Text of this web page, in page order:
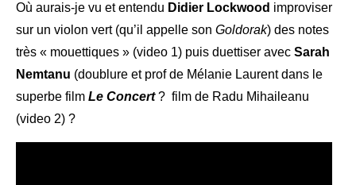
Où aurais-je vu et entendu Didier Lockwood improviser
sur un violon vert (qu’il appelle son Goldorak) des notes
très « mouettiques » (video 1) puis duettiser avec Sarah
Nemtanu (doublure et prof de Mélanie Laurent dans le
superbe film Le Concert? film de Radu Mihaileanu
(video 2) ?